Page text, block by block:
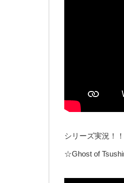
シリーズ実況！！
☆Ghost of